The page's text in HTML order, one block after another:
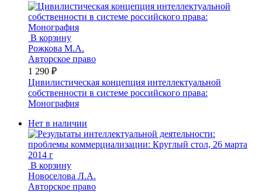
В корзину
Рожкова М.А.
Авторское право
1 290 ₽
Цивилистическая концепция интеллектуальной
собственности в системе российского права:
Монография
Нет в наличии
В корзину
Новоселова Л.А.
Авторское право